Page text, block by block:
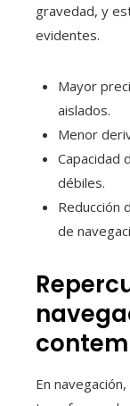
gravedad, y
evidentes.
Mayor
aislados.
Menor
Capacidad
débiles.
Reducción
de
En